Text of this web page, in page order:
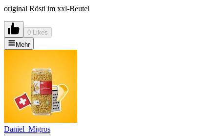
original Rösti im xxl-Beutel
0 Likes
Mehr
Daniel_Migros